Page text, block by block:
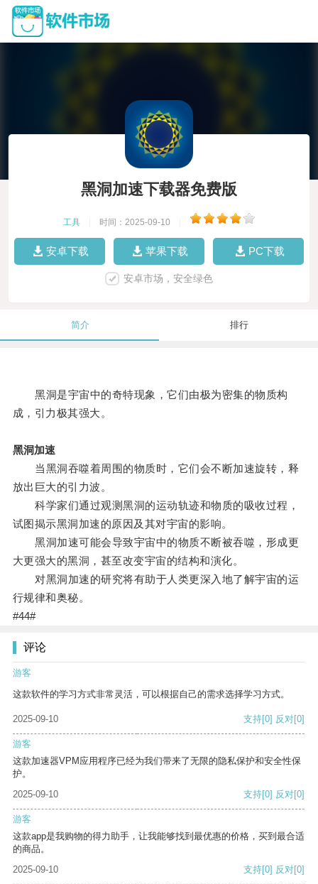
黑洞加速下载器免费版
工具 时间：2025-09-10
安卓下载 苹果下载 PC下载
安卓市场，安全绿色
简介 排行
黑洞是宇宙中的奇特现象，它们由极为密集的物质构
成，引力极其强大。
黑洞加速
当黑洞吞噬着周围的物质时，它们会不断加速旋转，释
放出巨大的引力波。
科学家们通过观测黑洞的运动轨迹和物质的吸收过程，
试图揭示黑洞加速的原因及其对宇宙的影响。
黑洞加速可能会导致宇宙中的物质不断被吞噬，形成更
大更强大的黑洞，甚至改变宇宙的结构和演化。
对黑洞加速的研究将有助于人类更深入地了解宇宙的运
行规律和奥秘。
#44#
评论
游客
这款软件的学习方式非常灵活，可以根据自己的需求选择学习方式。
2025-09-10 支持[0] 反对[0]
游客
这款加速器VPM应用程序已经为我们带来了无限的隐私保护和安全性保
护。
2025-09-10
支持[0] 反对[0]
游客
这款app是我购物的得力助手，让我能够找到最优惠的价格，买到最合适
的商品。
2025-09-10
支持[0] 反对[0]